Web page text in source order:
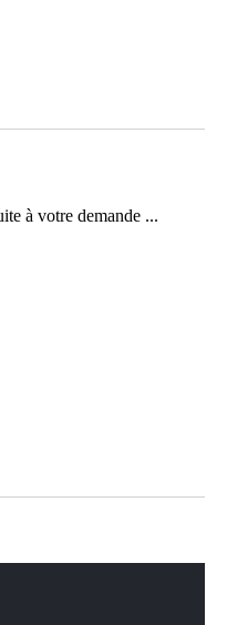
à votre demande ...